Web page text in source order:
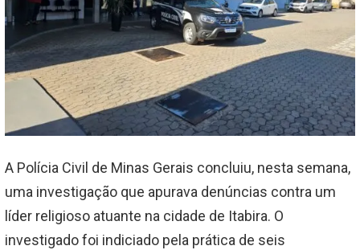
A Polícia Civil de Minas Gerais concluiu, nesta semana,
uma investigação que apurava denúncias contra um
líder religioso atuante na cidade de Itabira. O
investigado foi indiciado pela prática de seis